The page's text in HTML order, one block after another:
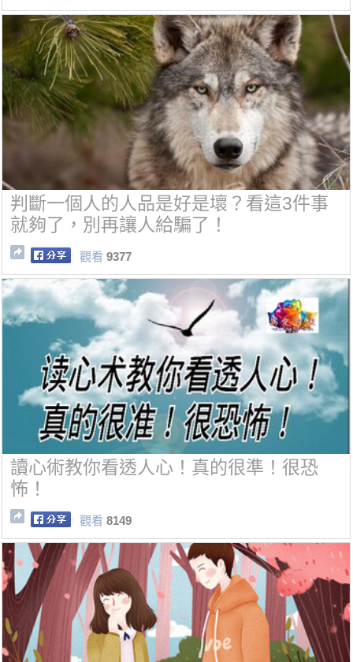
判斷一個人的人品是好是壞？看這3件事
就夠了，別再讓人給騙了！
觀看 9377
讀心術教你看透人心！真的很準！很恐
怖！
觀看 8149